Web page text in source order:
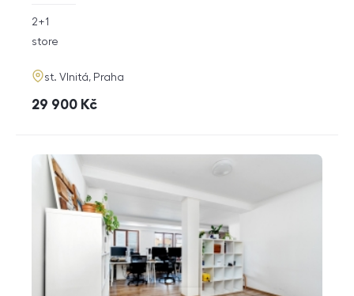
rozměry
2+1
funkce
store
adresa
st. Vlnitá, Praha
cena
29 900 Kč